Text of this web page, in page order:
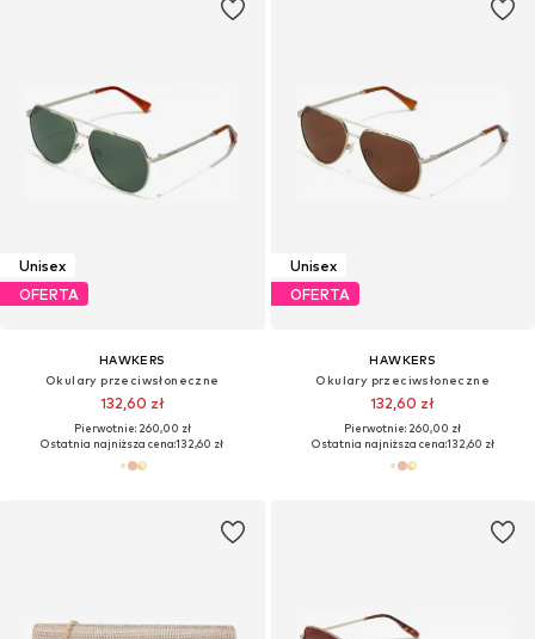
Unisex
OFERTA
HAWKERS
Okulary przeciwsłoneczne
132,60 zł
Pierwotnie: 260,00 zł
Ostatnia najniższa cena:132,60 zł
Unisex
OFERTA
HAWKERS
Okulary przeciwsłoneczne
132,60 zł
Pierwotnie: 260,00 zł
Ostatnia najniższa cena:132,60 zł